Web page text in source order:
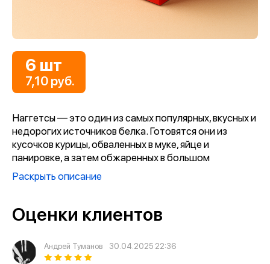
6 шт
7,10 руб.
Наггетсы — это один из самых популярных, вкусных и
недорогих источников белка. Готовятся они из
кусочков курицы, обваленных в муке, яйце и
панировке, а затем обжаренных в большом
количестве масла. Благодаря такому способу
приготовления мясо внутри остаётся сочным, а
хрустящей.
Раскрыть описание
Оценки клиентов
Андрей Туманов 30.04.2025 22:36